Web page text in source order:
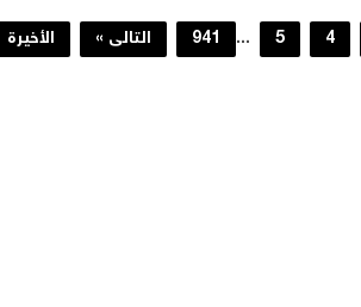
4
5
...
941 التالى » الأخيرة